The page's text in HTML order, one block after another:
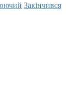
Закінчився